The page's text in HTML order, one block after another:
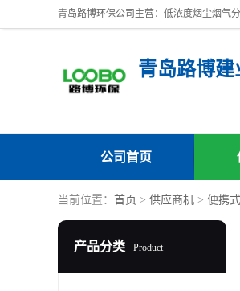
青岛路博建
公司首页
当前位置： 首页 > 供应商机 > 便携
产品分类 Product